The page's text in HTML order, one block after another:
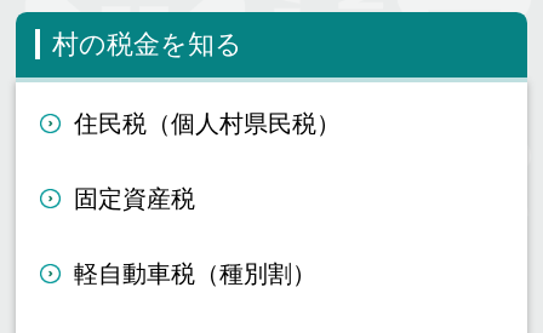
村の税金を知る
住民税（個人村県民税）
固定資産税
軽自動車税（種別割）